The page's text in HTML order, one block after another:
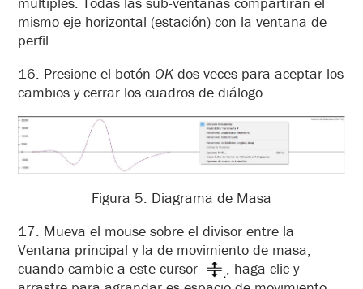
mismo eje horizontal (estación) con la ventana de
perfil.
16. Presione el botón OK dos veces para aceptar los
cambios y cerrar los cuadros de diálogo.
Figura 5: Diagrama de Masa
17. Mueva el mouse sobre el divisor entre la
Ventana principal y la de movimiento de masa;
cuando cambie a este cursor
, haga clic y